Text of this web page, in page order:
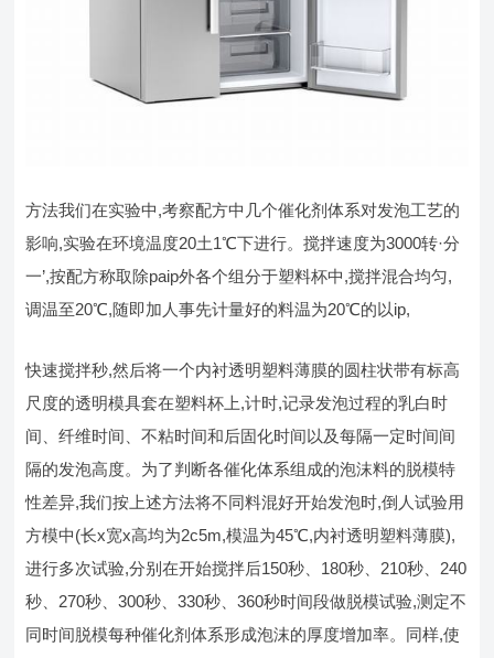
方法我们在实验中,考察配方中几个催化剂体系对发泡工艺的
影响,实验在环境温度20土1℃下进行。搅拌速度为3000转·分
一’,按配方称取除paip外各个组分于塑料杯中,搅拌混合均匀,
调温至20℃,随即加人事先计量好的料温为20℃的以ip,
快速搅拌秒,然后将一个内衬透明塑料薄膜的圆柱状带有标高
尺度的透明模具套在塑料杯上,计时,记录发泡过程的乳白时
间、纤维时间、不粘时间和后固化时间以及每隔一定时间间
隔的发泡高度。为了判断各催化体系组成的泡沫料的脱模特
性差异,我们按上述方法将不同料混好开始发泡时,倒人试验用
方模中(长x宽x高均为2c5m,模温为45℃,内衬透明塑料薄膜),
进行多次试验,分别在开始搅拌后150秒、180秒、210秒、240
秒、270秒、300秒、330秒、360秒时间段做脱模试验,测定不
同时间脱模每种催化剂体系形成泡沫的厚度增加率。同样,使